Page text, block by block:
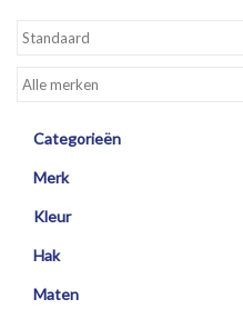
Categorieën
Merk
Kleur
Hak
Maten